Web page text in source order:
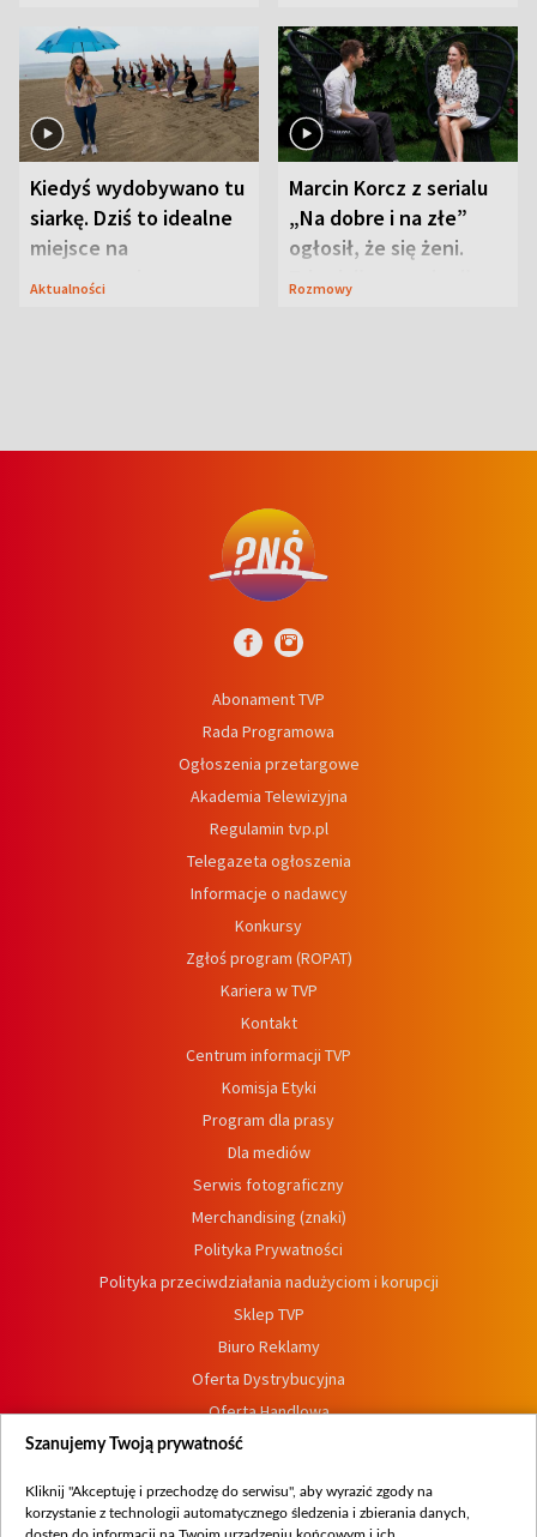
Kiedyś wydobywano tu
siarkę. Dziś to idealne
miejsce na
wypoczynek
Aktualności
Marcin Korcz z serialu
„Na dobre i na złe”
ogłosił, że się żeni.
Rozmowy
Abonament TVP
Rada Programowa
Ogłoszenia przetargowe
Akademia Telewizyjna
Regulamin tvp.pl
Telegazeta ogłoszenia
Informacje o nadawcy
Konkursy
Zgłoś program (ROPAT)
Kariera w TVP
Kontakt
Centrum informacji TVP
Komisja Etyki
Program dla prasy
Dla mediów
Serwis fotograficzny
Merchandising (znaki)
Polityka Prywatności
Polityka przeciwdziałania nadużyciom i korupcji
Sklep TVP
Biuro Reklamy
Oferta Dystrybucyjna
Oferta Handlowa
Dostępność
Procedura zgłoszeń wewnętrznych
Szanujemy Twoją prywatność
Kliknij "Akceptuję i przechodzę do serwisu", aby wyrazić zgody na
korzystanie z technologii automatycznego śledzenia i zbierania danych,